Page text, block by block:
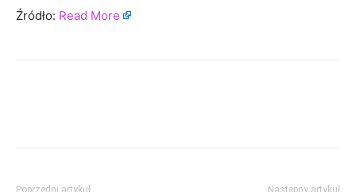
Źródło: Read More
Poprzedni artykuł Następny artykuł